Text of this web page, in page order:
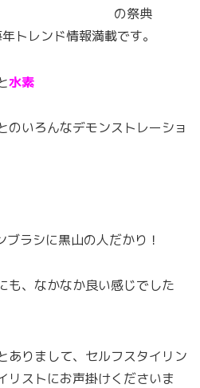
の祭典
トレンド情報満載です。
水素
のいろんなデモンストレーショ
ラシに黒山の人だかり！
も、なかなか良い感じでした
ありまして、セルフスタイリン
リストにお声掛けくださいま